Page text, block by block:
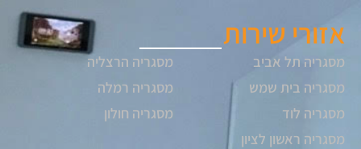
אזורי שירות
מסגריה תל אביב
מסגריה בית שמש
מסגריה לוד
מסגריה ראשון לציון
מסגריה הרצליה
מסגריה רמלה
מסגריה חולון